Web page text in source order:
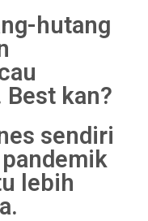
hutang
kan?
sendiri
lebih